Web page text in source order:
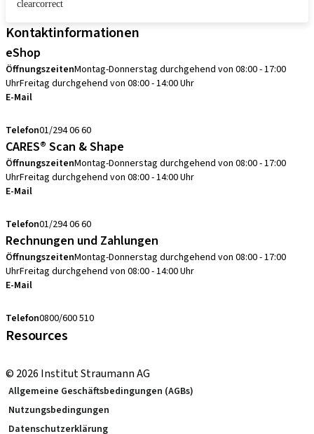
clearcorrect
Kontaktinformationen
eShop
ÖffnungszeitenMontag-Donnerstag durchgehend von 08:00 - 17:00
UhrFreitag durchgehend von 08:00 - 14:00 Uhr
E-Mail
Telefon01/294 06 60
CARES® Scan & Shape
ÖffnungszeitenMontag-Donnerstag durchgehend von 08:00 - 17:00
UhrFreitag durchgehend von 08:00 - 14:00 Uhr
E-Mail
Telefon01/294 06 60
Rechnungen und Zahlungen
ÖffnungszeitenMontag-Donnerstag durchgehend von 08:00 - 17:00
UhrFreitag durchgehend von 08:00 - 14:00 Uhr
E-Mail
Telefon0800/600 510
Resources
© 2026 Institut Straumann AG
Allgemeine Geschäftsbedingungen (AGBs)
Nutzungsbedingungen
Datenschutzerklärung